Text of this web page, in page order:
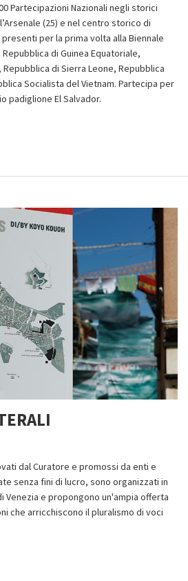
Partecipazioni Nazionali negli storici
(25) e nel centro storico di
presenti per la prima volta alla Biennale
di Guinea Equatoriale,
di Sierra Leone, Repubblica
Socialista del Vietnam. Partecipa per
padiglione El Salvador.
dal Curatore e promossi da enti e
senza fini di lucro, sono organizzati in
Venezia e propongono un'ampia offerta
che arricchiscono il pluralismo di voci